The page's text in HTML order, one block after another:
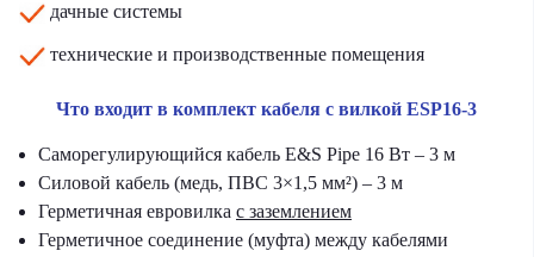
дачные системы
технические и производственные помещения
Что входит в комплект кабеля с вилкой ESP16-3
Саморегулирующийся кабель E&S Pipe 16 Вт – 3 м
Силовой кабель (медь, ПВС 3×1,5 мм²) – 3 м
Герметичная евровилка с заземлением
Герметичное соединение (муфта) между кабелями